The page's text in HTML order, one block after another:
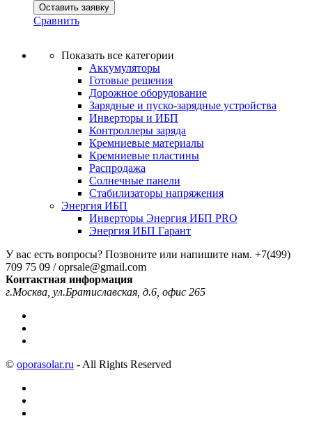
Оставить заявку
Сравнить
Показать все категории
Аккумуляторы
Готовые решения
Дорожное оборудование
Зарядные и пуско-зарядные устройства
Инверторы и ИБП
Контроллеры заряда
Кремниевые материалы
Кремниевые пластины
Распродажа
Солнечные панели
Стабилизаторы напряжения
Энергия ИБП
Инверторы Энергия ИБП PRO
Энергия ИБП Гарант
У вас есть вопросы? Позвоните или напишите нам. +7(499)
709 75 09 / oprsale@gmail.com
Контактная информация
г.Москва, ул.Братиславская, д.6, офис 265
© oporasolar.ru - All Rights Reserved